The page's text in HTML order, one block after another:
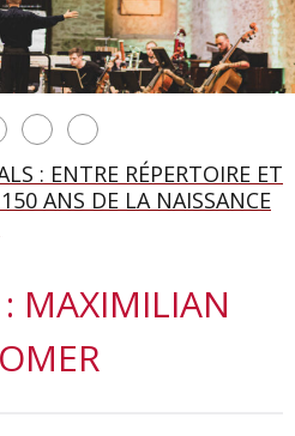
À SALZBOURG, UNE
PAR ROMEO
PASCAL
: ENTRE RÉPERTOIRE ET
ANS DE LA NAISSANCE
DU RING
L’IA
CENTIÈME
MES PARENTS AVAIENT
CISELÉ »
MAXIMILIAN